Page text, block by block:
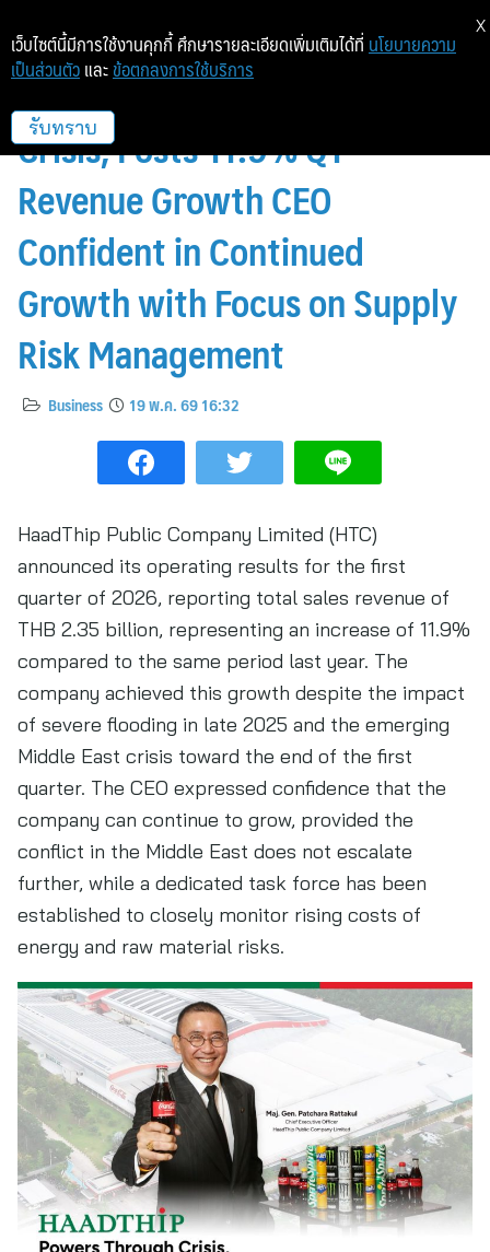
HaadThip Powers Through
Crisis, Posts 11.9% Q1
Revenue Growth CEO
Confident in Continued
Growth with Focus on Supply
Risk Management
Business 19 พ.ค. 69 16:32
HaadThip Public Company Limited (HTC)
announced its operating results for the first
quarter of 2026, reporting total sales revenue of
THB 2.35 billion, representing an increase of 11.9%
compared to the same period last year. The
company achieved this growth despite the impact
of severe flooding in late 2025 and the emerging
Middle East crisis toward the end of the first
quarter. The CEO expressed confidence that the
company can continue to grow, provided the
conflict in the Middle East does not escalate
further, while a dedicated task force has been
established to closely monitor rising costs of
energy and raw material risks.
เว็บไซต์นี้มีการใช้งานคุกกี้ ศึกษารายละเอียดเพิ่มเติมได้ที่ นโยบายความ
เป็นส่วนตัว และ ข้อตกลงการใช้บริการ
รับทราบ
X